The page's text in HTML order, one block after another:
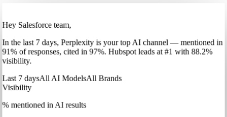
Hey Salesforce team,
Inthe last 7 days, Perplexityis your top AI channel — mentioned in
91% of responses, cited in 97%. Hubspotleads at #1 with 88.2%
visibility.
Last 7 daysAll AI ModelsAll Brands
Visibility
% mentioned in AI results